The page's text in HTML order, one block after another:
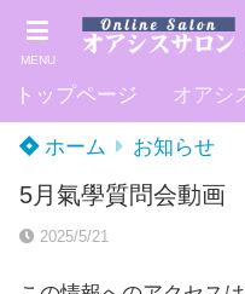
MENU
トップページ オアシ
ホーム お知らせ
5月氣學質問会動画
2025/5/21